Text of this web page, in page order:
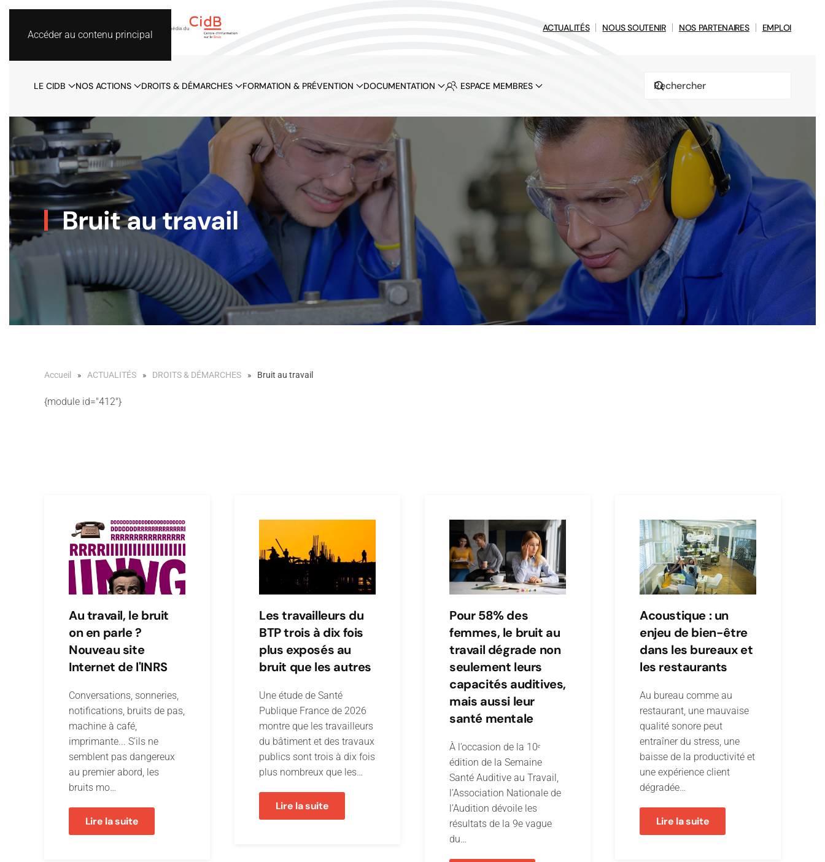
Accéder au contenu principal
ACTUALITÉS NOUS SOUTENIR NOS PARTENAIRES EMPLOI
LE CIDB NOS ACTIONS DROITS & DÉMARCHES FORMATION & PRÉVENTION DOCUMENTATION ESPACE MEMBRES
Bruit au travail
Accueil ACTUALITÉS DROITS & DÉMARCHES Bruit au travail
{module id="412"}
Au travail, le bruit
on en parle ?
Nouveau site
Internet de l'INRS
Conversations, sonneries,
notifications, bruits de pas,
machine à café,
imprimante... S’ils ne
semblent pas dangereux
au premier abord, les
bruits mo…
Lire la suite
Les travailleurs du
BTP trois à dix fois
plus exposés au
bruit que les autres
Une étude de Santé
Publique France de 2026
montre que les travailleurs
du bâtiment et des travaux
publics sont trois à dix fois
plus nombreux que les…
Lire la suite
Pour 58% des
femmes, le bruit au
travail dégrade non
seulement leurs
capacités auditives,
mais aussi leur
santé mentale
À l’occasion de la 10ᵉ
édition de la Semaine
Santé Auditive au Travail,
l’Association Nationale de
l’Audition dévoile les
résultats de la 9e vague
du…
Acoustique : un
enjeu de bien-être
dans les bureaux et
les restaurants
Au bureau comme au
restaurant, une mauvaise
qualité sonore peut
entraîner du stress, une
baisse de la productivité et
une expérience client
dégradée…
Lire la suite